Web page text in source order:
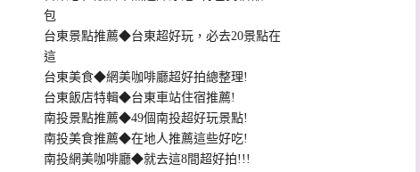
包
台東景點推薦◆台東超好玩，必去20景點在
這
台東美食◆網美咖啡廳超好拍總整理!
台東飯店特輯◆台東車站住宿推薦!
南投景點推薦◆49個南投超好玩景點!
南投美食推薦◆在地人推薦這些好吃!
南投網美咖啡廳◆就去這8間超好拍!!!